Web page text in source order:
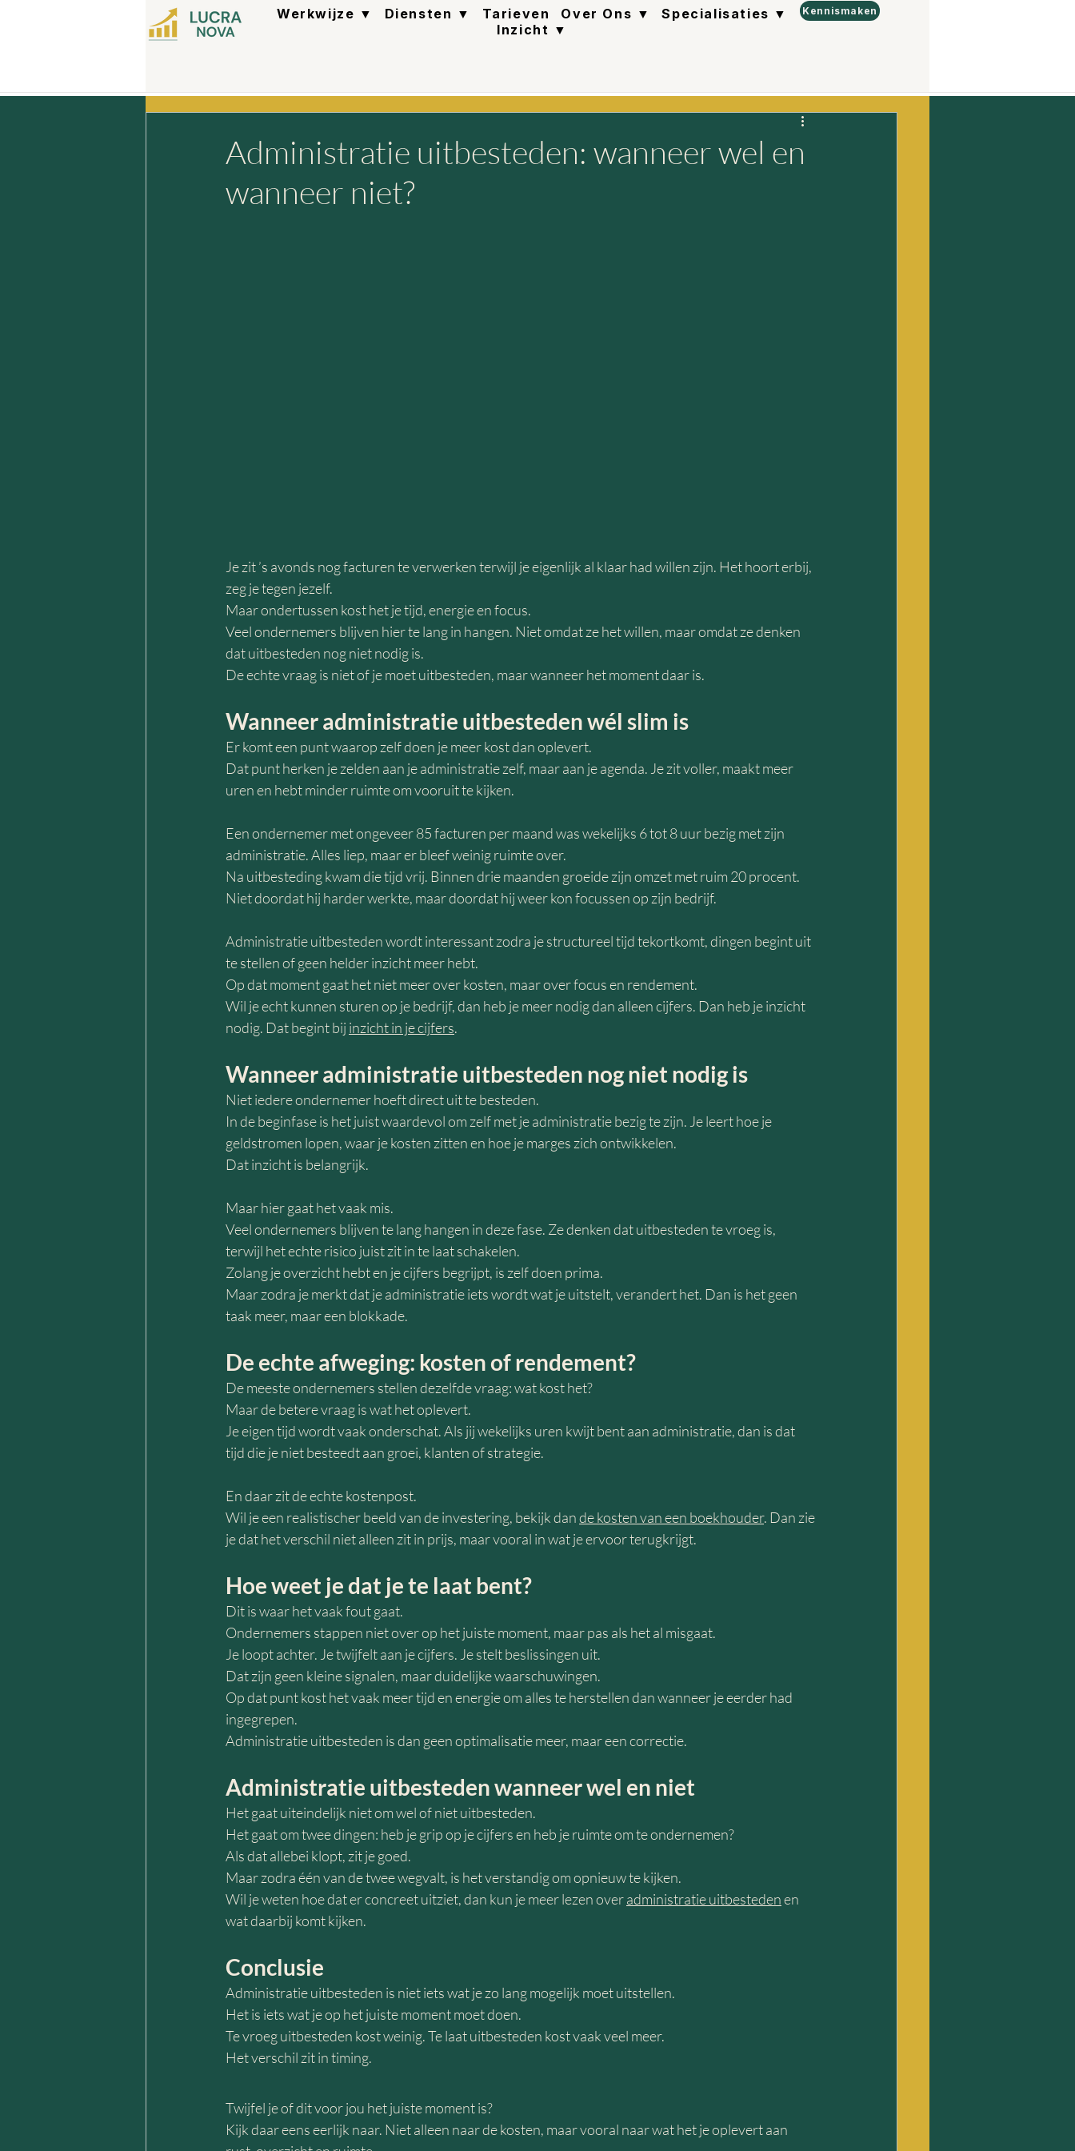
Werkwijze ▼ Diensten ▼ Tarieven Over Ons ▼
Specialisaties ▼
Inzicht ▼
Kennismaken
Administratie uitbesteden: wanneer wel en
wanneer niet?
Je zit ’s avonds nog facturen te verwerken terwijl je eigenlijk al klaar had willen zijn. Het hoort erbij,
zeg je tegen jezelf.
Maar ondertussen kost het je tijd, energie en focus.
Veel ondernemers blijven hier te lang in hangen. Niet omdat ze het willen, maar omdat ze denken
dat uitbesteden nog niet nodig is.
De echte vraag is niet of je moet uitbesteden, maar wanneer het moment daar is.
Wanneer administratie uitbesteden wél slim is
Er komt een punt waarop zelf doen je meer kost dan oplevert.
Dat punt herken je zelden aan je administratie zelf, maar aan je agenda. Je zit voller, maakt meer
uren en hebt minder ruimte om vooruit te kijken.
Een ondernemer met ongeveer 85 facturen per maand was wekelijks 6 tot 8 uur bezig met zijn
administratie. Alles liep, maar er bleef weinig ruimte over.
Na uitbesteding kwam die tijd vrij. Binnen drie maanden groeide zijn omzet met ruim 20 procent.
Niet doordat hij harder werkte, maar doordat hij weer kon focussen op zijn bedrijf.
Administratie uitbesteden wordt interessant zodra je structureel tijd tekortkomt, dingen begint uit
te stellen of geen helder inzicht meer hebt.
Op dat moment gaat het niet meer over kosten, maar over focus en rendement.
Wil je echt kunnen sturen op je bedrijf, dan heb je meer nodig dan alleen cijfers. Dan heb je inzicht
nodig. Dat begint bij inzicht in je cijfers.
Wanneer administratie uitbesteden nog niet nodig is
Niet iedere ondernemer hoeft direct uit te besteden.
In de beginfase is het juist waardevol om zelf met je administratie bezig te zijn. Je leert hoe je
geldstromen lopen, waar je kosten zitten en hoe je marges zich ontwikkelen.
Dat inzicht is belangrijk.
Maar hier gaat het vaak mis.
Veel ondernemers blijven te lang hangen in deze fase. Ze denken dat uitbesteden te vroeg is,
terwijl het echte risico juist zit in te laat schakelen.
Zolang je overzicht hebt en je cijfers begrijpt, is zelf doen prima.
Maar zodra je merkt dat je administratie iets wordt wat je uitstelt, verandert het. Dan is het geen
taak meer, maar een blokkade.
De echte afweging: kosten of rendement?
De meeste ondernemers stellen dezelfde vraag: wat kost het?
Maar de betere vraag is wat het oplevert.
Je eigen tijd wordt vaak onderschat. Als jij wekelijks uren kwijt bent aan administratie, dan is dat
tijd die je niet besteedt aan groei, klanten of strategie.
En daar zit de echte kostenpost.
Wil je een realistischer beeld van de investering, bekijk dan de kosten van een boekhouder. Dan zie
je dat het verschil niet alleen zit in prijs, maar vooral in wat je ervoor terugkrijgt.
Hoe weet je dat je te laat bent?
Dit is waar het vaak fout gaat.
Ondernemers stappen niet over op het juiste moment, maar pas als het al misgaat.
Je loopt achter. Je twijfelt aan je cijfers. Je stelt beslissingen uit.
Dat zijn geen kleine signalen, maar duidelijke waarschuwingen.
Op dat punt kost het vaak meer tijd en energie om alles te herstellen dan wanneer je eerder had
ingegrepen.
Administratie uitbesteden is dan geen optimalisatie meer, maar een correctie.
Administratie uitbesteden wanneer wel en niet
Het gaat uiteindelijk niet om wel of niet uitbesteden.
Het gaat om twee dingen: heb je grip op je cijfers en heb je ruimte om te ondernemen?
Als dat allebei klopt, zit je goed.
Maar zodra één van de twee wegvalt, is het verstandig om opnieuw te kijken.
Wil je weten hoe dat er concreet uitziet, dan kun je meer lezen over administratie uitbesteden en
wat daarbij komt kijken.
Conclusie
Administratie uitbesteden is niet iets wat je zo lang mogelijk moet uitstellen.
Het is iets wat je op het juiste moment moet doen.
Te vroeg uitbesteden kost weinig. Te laat uitbesteden kost vaak veel meer.
Het verschil zit in timing.
Twijfel je of dit voor jou het juiste moment is?
Kijk daar eens eerlijk naar. Niet alleen naar de kosten, maar vooral naar wat het je oplevert aan